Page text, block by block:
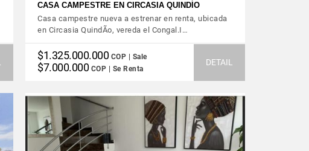
CASA CAMPESTRE EN CIRCASIA QUINDÍO
Casa campestre nueva a estrenar en renta, ubicada
en Circasia QuindÃ­o, vereda el Congal.I…
$1.325.000.000 COP | Sale
$7.000.000 COP | Se Renta
DETAIL